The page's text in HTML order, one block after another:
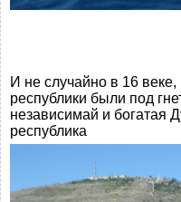
И не случайно в 16 веке,
республики были под
независимай и богатая
республика